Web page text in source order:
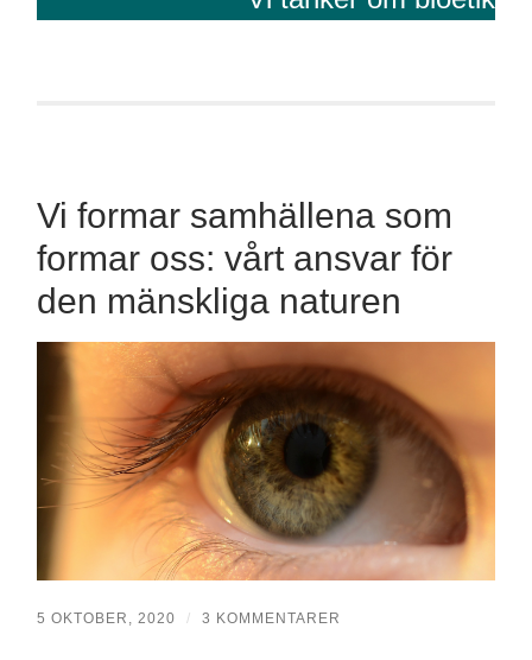
Vi formar samhällena som
formar oss: vårt ansvar för
den mänskliga naturen
5 OKTOBER, 2020 / 3 KOMMENTARER